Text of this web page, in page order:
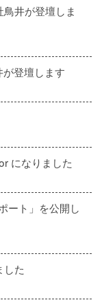
井が登壇しま
登壇します
になりました
ート」を公開し
た